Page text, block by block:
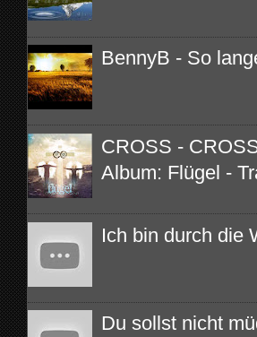
BennyB - So
CROSS -
Album: Flügel -
Ich bin durch die
Du sollst nicht